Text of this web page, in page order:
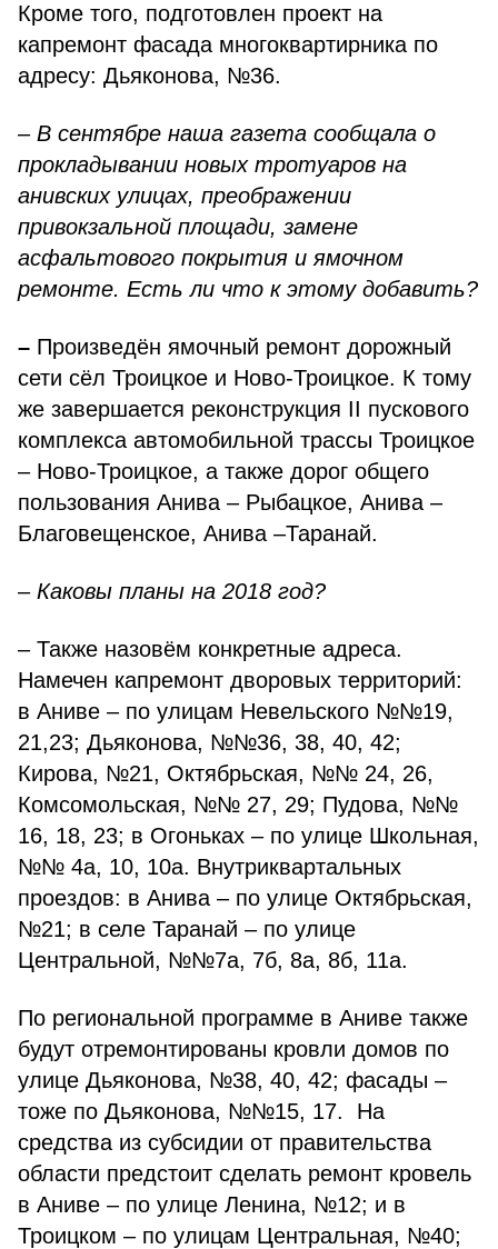
Кроме того, подготовлен проект на
капремонт фасада многоквартирника по
адресу: Дьяконова, №36.
– В сентябре наша газета сообщала о
прокладывании новых тротуаров на
анивских улицах, преображении
привокзальной площади, замене
асфальтового покрытия и ямочном
ремонте. Есть ли что к этому добавить?
– Произведён ямочный ремонт дорожный
сети сёл Троицкое и Ново-Троицкое. К тому
же завершается реконструкция II пускового
комплекса автомобильной трассы Троицкое
– Ново-Троицкое, а также дорог общего
пользования Анива – Рыбацкое, Анива –
Благовещенское, Анива –Таранай.
– Каковы планы на 2018 год?
– Также назовём конкретные адреса.
Намечен капремонт дворовых территорий:
в Аниве – по улицам Невельского №№19,
21,23; Дьяконова, №№36, 38, 40, 42;
Кирова, №21, Октябрьская, №№ 24, 26,
Комсомольская, №№ 27, 29; Пудова, №№
16, 18, 23; в Огоньках – по улице Школьная,
№№ 4а, 10, 10а. Внутриквартальных
проездов: в Анива – по улице Октябрьская,
№21; в селе Таранай – по улице
Центральной, №№7а, 7б, 8а, 8б, 11а.
По региональной программе в Аниве также
будут отремонтированы кровли домов по
улице Дьяконова, №38, 40, 42; фасады –
тоже по Дьяконова, №№15, 17. На
средства из субсидии от правительства
области предстоит сделать ремонт кровель
в Аниве – по улице Ленина, №12; и в
Троицком – по улицам Центральная, №40;